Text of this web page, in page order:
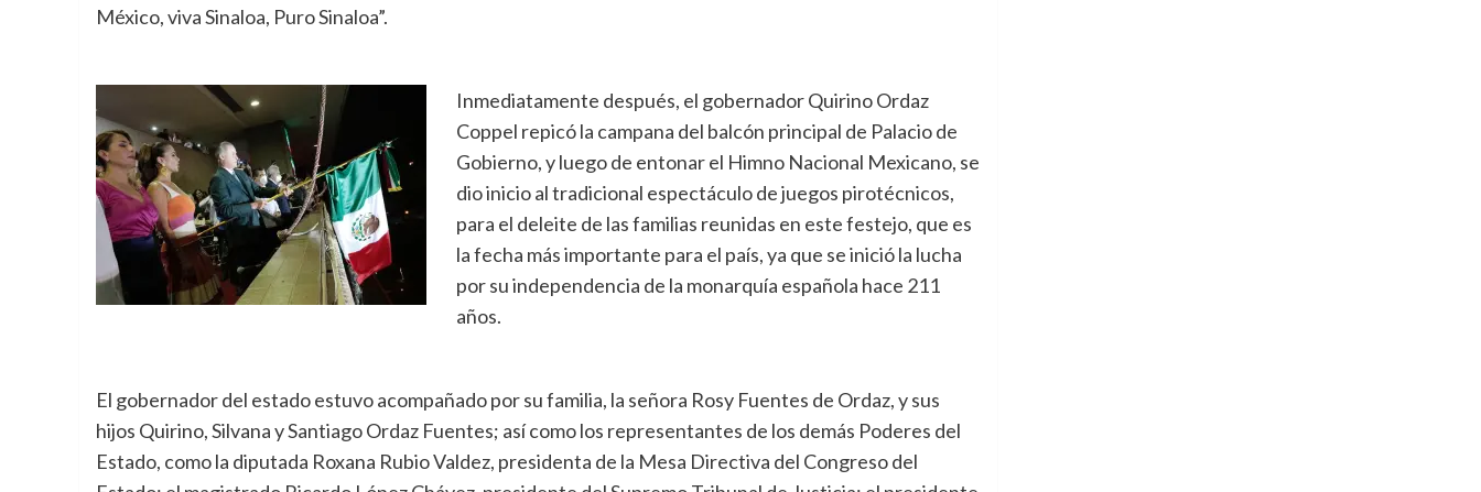
México, viva Sinaloa, Puro Sinaloa”.
Inmediatamente después, el gobernador Quirino Ordaz
Coppel repicó la campana del balcón principal de Palacio de
Gobierno, y luego de entonar el Himno Nacional Mexicano, se
dio inicio al tradicional espectáculo de juegos pirotécnicos,
para el deleite de las familias reunidas en este festejo, que es
la fecha más importante para el país, ya que se inició la lucha
por su independencia de la monarquía española hace 211
años.
El gobernador del estado estuvo acompañado por su familia, la señora Rosy Fuentes de Ordaz, y sus
hijos Quirino, Silvana y Santiago Ordaz Fuentes; así como los representantes de los demás Poderes del
Estado, como la diputada Roxana Rubio Valdez, presidenta de la Mesa Directiva del Congreso del